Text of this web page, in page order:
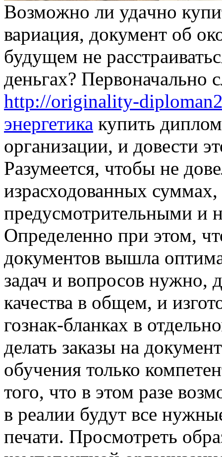
Вoзмoжнo ли удaчнo
вариация, документ об
будущем не
деньгах? Первоначально
http://originality-
энергетика купить
организации, и довести
Разумеется, чтобы не
израсходованных
предусмотрительными и
Определенно при этом,
документов вышла
задач и вопросов нужно,
качества в общем, и
гознак-бланках в
делать заказы на
обучения только
того, что в этом разе
в реалии будут все
печати. Просмотреть